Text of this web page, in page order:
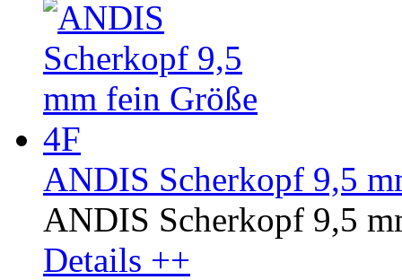
ANDIS Scherkopf 9,5
ANDIS Scherkopf 9,5
Details ++